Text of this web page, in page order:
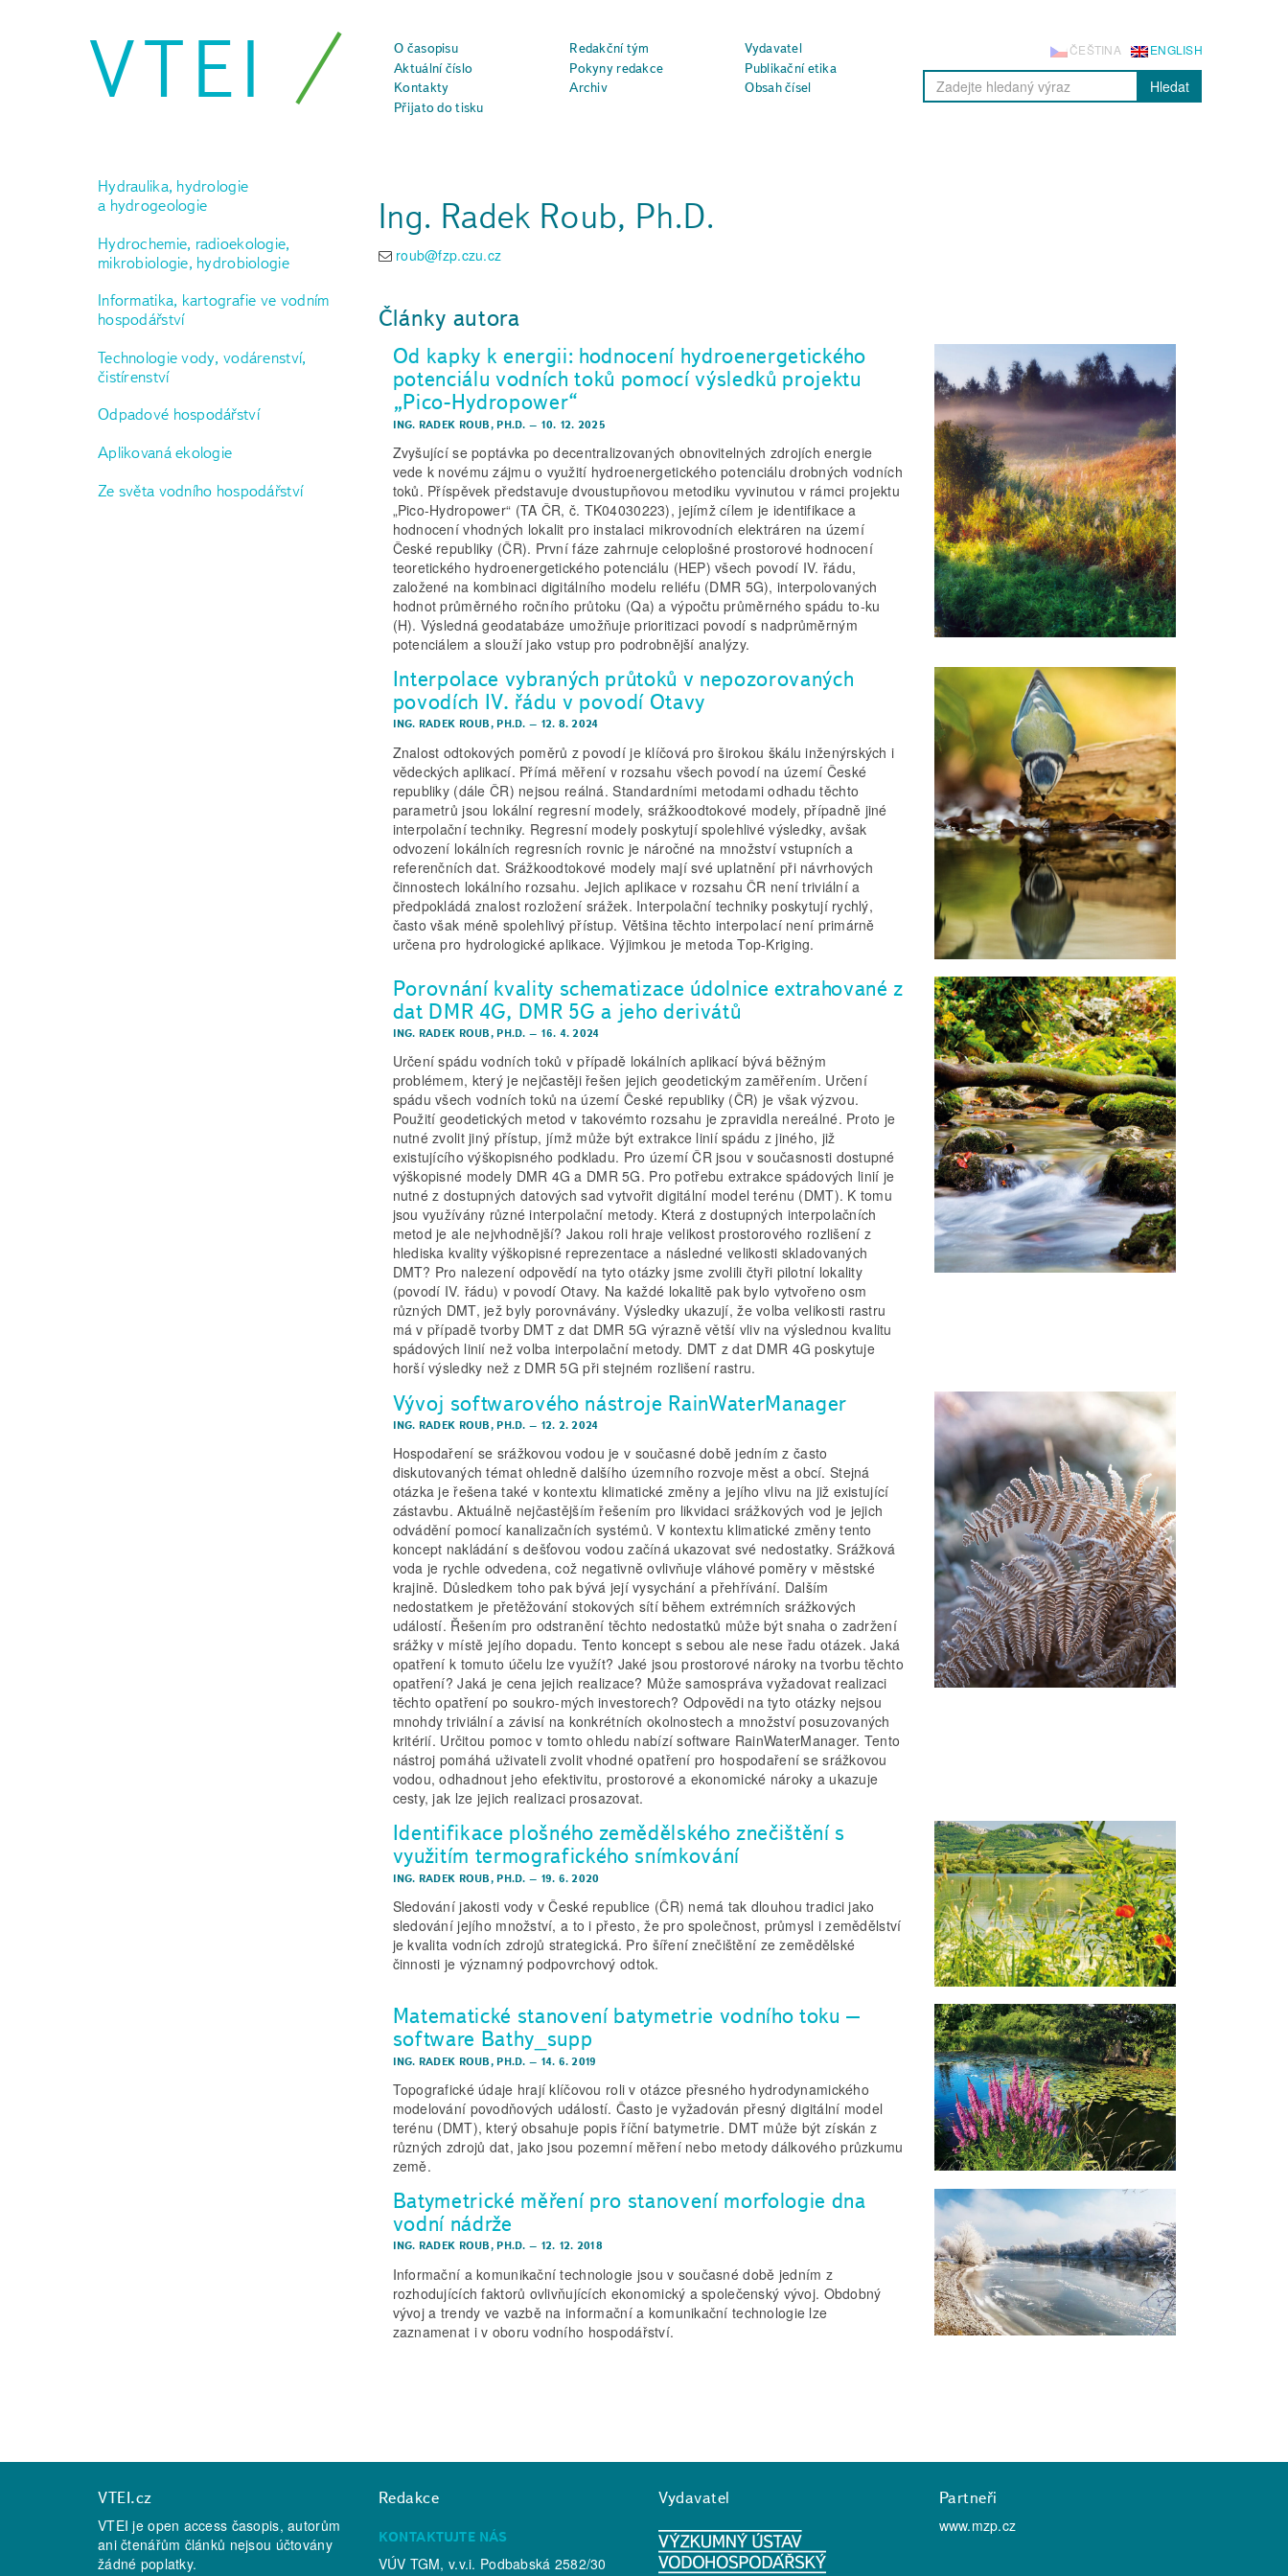
VTEI O časopisu Redakční tým
Vydavatel
Aktuální číslo
Pokyny redakce
Publikační etika
Kontakty
Archiv
Obsah čísel
Přijato do tisku
ENGLISH
ČEŠTINA
Hledat
Hydraulika, hydrologie
a hydrogeologie
Hydrochemie, radioekologie,
mikrobiologie, hydrobiologie
Informatika, kartografie ve vodním
hospodářství
Technologie vody, vodárenství,
čistírenství
Odpadové hospodářství
Aplikovaná ekologie
Ze světa vodního hospodářství
Ing. Radek Roub, Ph.D.
roub@fzp.czu.cz
Články autora
Od kapky k energii: hodnocení hydroenergetického
potenciálu vodních toků pomocí výsledků projektu
„Pico-Hydropower“
ING. RADEK ROUB, PH.D. – 10. 12. 2025
Zvyšující se poptávka po decentralizovaných obnovitelných zdrojích energie
vede k novému zájmu o využití hydroenergetického potenciálu drobných vodních
toků. Příspěvek představuje dvoustupňovou metodiku vyvinutou v rámci projektu
„Pico-Hydropower“ (TA ČR, č. TK04030223), jejímž cílem je identifikace a
hodnocení vhodných lokalit pro instalaci mikrovodních elektráren na území
České republiky (ČR). První fáze zahrnuje celoplošné prostorové hodnocení
teoretického hydroenergetického potenciálu (HEP) všech povodí IV. řádu,
založené na kombinaci digitálního modelu reliéfu (DMR 5G), interpolovaných
hodnot průměrného ročního průtoku (Qa) a výpočtu průměrného spádu to-ku
(H). Výsledná geodatabáze umožňuje prioritizaci povodí s nadprůměrným
potenciálem a slouží jako vstup pro podrobnější analýzy.
Interpolace vybraných průtoků v nepozorovaných
povodích IV. řádu v povodí Otavy
ING. RADEK ROUB, PH.D. – 12. 8. 2024
Znalost odtokových poměrů z povodí je klíčová pro širokou škálu inženýrských i
vědeckých aplikací. Přímá měření v rozsahu všech povodí na území České
republiky (dále ČR) nejsou reálná. Standardními metodami odhadu těchto
parametrů jsou lokální regresní modely, srážkoodtokové modely, případně jiné
interpolační techniky. Regresní modely poskytují spolehlivé výsledky, avšak
odvození lokálních regresních rovnic je náročné na množství vstupních a
referenčních dat. Srážkoodtokové modely mají své uplatnění při návrhových
činnostech lokálního rozsahu. Jejich aplikace v rozsahu ČR není triviální a
předpokládá znalost rozložení srážek. Interpolační techniky poskytují rychlý,
často však méně spolehlivý přístup. Většina těchto interpolací není primárně
určena pro hydrologické aplikace. Výjimkou je metoda Top-Kriging.
Porovnání kvality schematizace údolnice extrahované z
dat DMR 4G, DMR 5G a jeho derivátů
ING. RADEK ROUB, PH.D. – 16. 4. 2024
Určení spádu vodních toků v případě lokálních aplikací bývá běžným
problémem, který je nejčastěji řešen jejich geodetickým zaměřením. Určení
spádu všech vodních toků na území České republiky (ČR) je však výzvou.
Použití geodetických metod v takovémto rozsahu je zpravidla nereálné. Proto je
nutné zvolit jiný přístup, jímž může být extrakce linií spádu z jiného, již
existujícího výškopisného podkladu. Pro území ČR jsou v současnosti dostupné
výškopisné modely DMR 4G a DMR 5G. Pro potřebu extrakce spádových linií je
nutné z dostupných datových sad vytvořit digitální model terénu (DMT). K tomu
jsou využívány různé interpolační metody. Která z dostupných interpolačních
metod je ale nejvhodnější? Jakou roli hraje velikost prostorového rozlišení z
hlediska kvality výškopisné reprezentace a následné velikosti skladovaných
DMT? Pro nalezení odpovědí na tyto otázky jsme zvolili čtyři pilotní lokality
(povodí IV. řádu) v povodí Otavy. Na každé lokalitě pak bylo vytvořeno osm
různých DMT, jež byly porovnávány. Výsledky ukazují, že volba velikosti rastru
má v případě tvorby DMT z dat DMR 5G výrazně větší vliv na výslednou kvalitu
spádových linií než volba interpolační metody. DMT z dat DMR 4G poskytuje
horší výsledky než z DMR 5G při stejném rozlišení rastru.
Vývoj softwarového nástroje RainWaterManager
ING. RADEK ROUB, PH.D. – 12. 2. 2024
Hospodaření se srážkovou vodou je v současné době jedním z často
diskutovaných témat ohledně dalšího územního rozvoje měst a obcí. Stejná
otázka je řešena také v kontextu klimatické změny a jejího vlivu na již existující
zástavbu. Aktuálně nejčastějším řešením pro likvidaci srážkových vod je jejich
odvádění pomocí kanalizačních systémů. V kontextu klimatické změny tento
koncept nakládání s dešťovou vodou začíná ukazovat své nedostatky. Srážková
voda je rychle odvedena, což negativně ovlivňuje vláhové poměry v městské
krajině. Důsledkem toho pak bývá její vysychání a přehřívání. Dalším
nedostatkem je přetěžování stokových sítí během extrémních srážkových
událostí. Řešením pro odstranění těchto nedostatků může být snaha o zadržení
srážky v místě jejího dopadu. Tento koncept s sebou ale nese řadu otázek. Jaká
opatření k tomuto účelu lze využít? Jaké jsou prostorové nároky na tvorbu těchto
opatření? Jaká je cena jejich realizace? Může samospráva vyžadovat realizaci
těchto opatření po soukro-mých investorech? Odpovědi na tyto otázky nejsou
mnohdy triviální a závisí na konkrétních okolnostech a množství posuzovaných
kritérií. Určitou pomoc v tomto ohledu nabízí software RainWaterManager. Tento
nástroj pomáhá uživateli zvolit vhodné opatření pro hospodaření se srážkovou
vodou, odhadnout jeho efektivitu, prostorové a ekonomické nároky a ukazuje
cesty, jak lze jejich realizaci prosazovat.
Identifikace plošného zemědělského znečištění s
využitím termografického snímkování
ING. RADEK ROUB, PH.D. – 19. 6. 2020
Sledování jakosti vody v České republice (ČR) nemá tak dlouhou tradici jako
sledování jejího množství, a to i přesto, že pro společnost, průmysl i zemědělství
je kvalita vodních zdrojů strategická. Pro šíření znečištění ze zemědělské
činnosti je významný podpovrchový odtok.
Matematické stanovení batymetrie vodního toku –
software Bathy_supp
ING. RADEK ROUB, PH.D. – 14. 6. 2019
Topografické údaje hrají klíčovou roli v otázce přesného hydrodynamického
modelování povodňových událostí. Často je vyžadován přesný digitální model
terénu (DMT), který obsahuje popis říční batymetrie. DMT může být získán z
různých zdrojů dat, jako jsou pozemní měření nebo metody dálkového průzkumu
země.
Batymetrické měření pro stanovení morfologie dna
vodní nádrže
ING. RADEK ROUB, PH.D. – 12. 12. 2018
Informační a komunikační technologie jsou v současné době jedním z
rozhodujících faktorů ovlivňujících ekonomický a společenský vývoj. Obdobný
vývoj a trendy ve vazbě na informační a komunikační technologie lze
zaznamenat i v oboru vodního hospodářství.
VTEI.cz
VTEI je open access časopis, autorům
ani čtenářům článků nejsou účtovány
žádné poplatky.
Redakce
KONTAKTUJTE NÁS
VÚV TGM, v.v.i. Podbabská 2582/30
Vydavatel
Partneři
www.mzp.cz